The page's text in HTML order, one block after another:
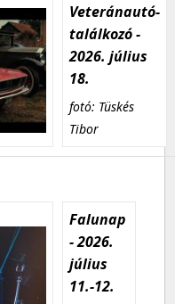
Veteránautó-
találkozó -
2026. július
18.
fotó: Tüskés
Tibor
Falunap
- 2026.
július
11.-12.